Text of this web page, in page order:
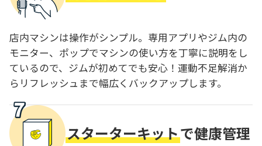
店内マシンは操作がシンプル。専用アプリやジム内の
モニター、ポップでマシンの使い方を丁寧に説明をし
ているので、ジムが初めてでも安心！運動不足解消か
らリフレッシュまで幅広くバックアップします。
スターターキットで健康管理